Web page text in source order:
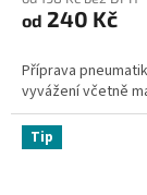
od 240 Kč
Příprava
vyvážení včetně
Tip